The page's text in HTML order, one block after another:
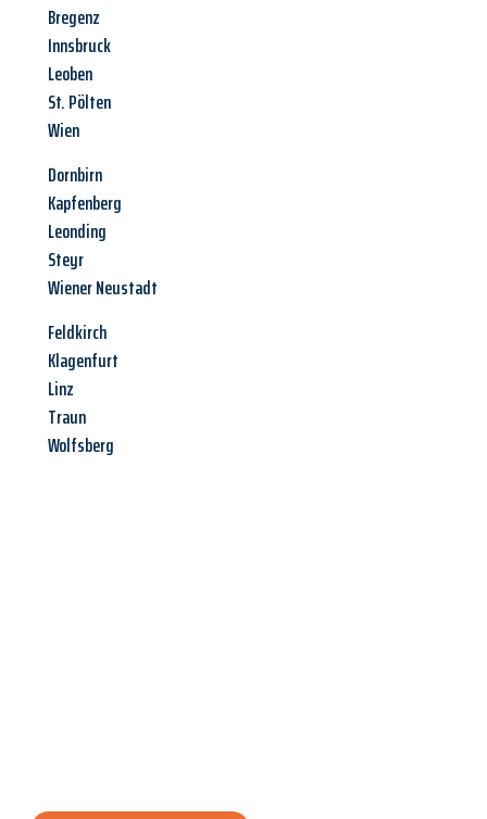
Bregenz
Innsbruck
Leoben
St. Pölten
Wien
Dornbirn
Kapfenberg
Leonding
Steyr
Wiener Neustadt
Feldkirch
Klagenfurt
Linz
Traun
Wolfsberg